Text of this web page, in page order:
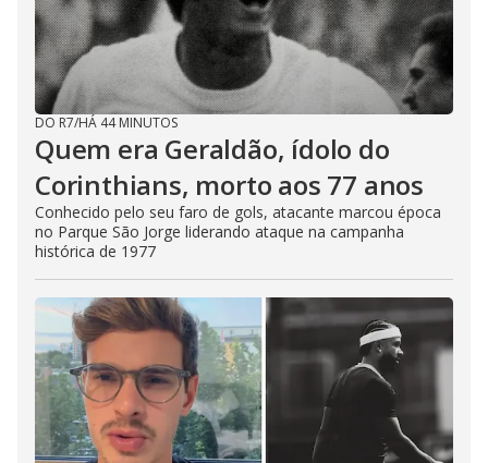
DO R7/HÁ 44 MINUTOS
Quem era Geraldão, ídolo do
Corinthians, morto aos 77 anos
Conhecido pelo seu faro de gols, atacante marcou época
no Parque São Jorge liderando ataque na campanha
histórica de 1977